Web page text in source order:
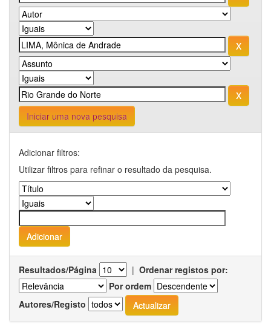
Iniciar uma nova pesquisa
Adicionar filtros:
Utilizar filtros para refinar o resultado da pesquisa.
Resultados/Página | Ordenar registos por:
Por ordem
Autores/Registo